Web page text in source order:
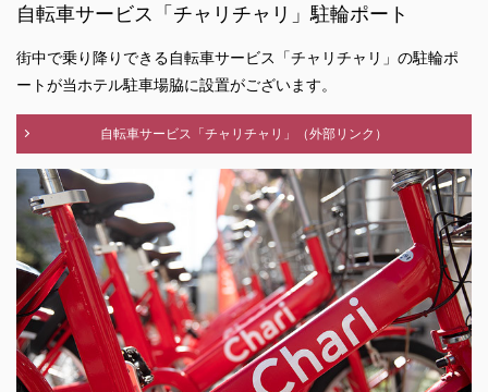
自転車サービス「チャリチャリ」駐輪ポート
街中で乗り降りできる自転車サービス「チャリチャリ」の駐輪ポ
ートが当ホテル駐車場脇に設置がございます。
自転車サービス「チャリチャリ」（外部リンク）